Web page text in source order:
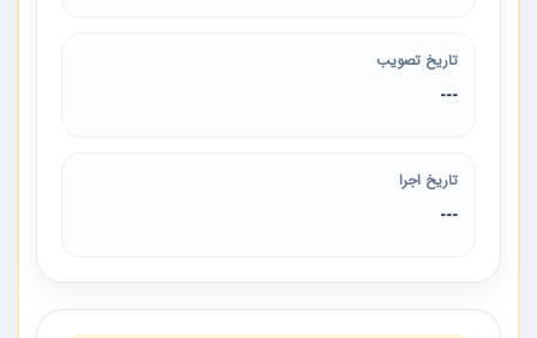
تاریخ تصویب
---
تاریخ اجرا
---